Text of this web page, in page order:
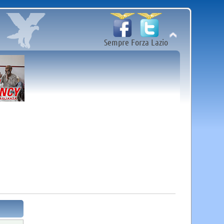
Sempre Forza Lazio